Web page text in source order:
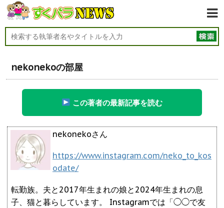
nekonekoの部屋
この著者の最新記事を読む
nekonekoさん
https://www.instagram.com/neko_to_kos
odate/
転勤族。夫と2017年生まれの娘と2024年生まれの息
子、猫と暮らしています。 Instagramでは「◯◯で友